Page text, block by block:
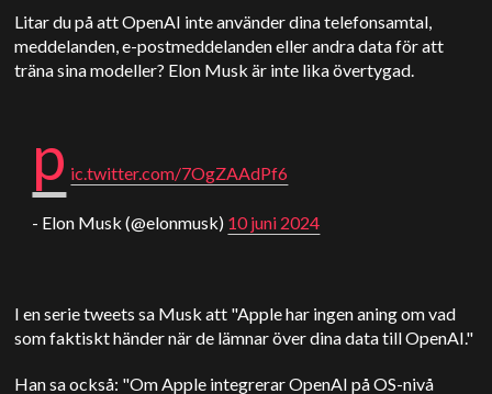
Litar du på att OpenAI inte använder dina telefonsamtal,
meddelanden, e-postmeddelanden eller andra data för att
träna sina modeller? Elon Musk är inte lika övertygad.
p ic.twitter.com/7OgZAAdPf6
- Elon Musk (@elonmusk) 10 juni 2024
I en serie tweets sa Musk att "Apple har ingen aning om vad
som faktiskt händer när de lämnar över dina data till OpenAI."
Han sa också: "Om Apple integrerar OpenAI på OS-nivå